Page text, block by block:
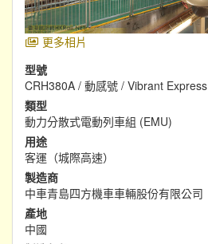
更多相片
型號
CRH380A / 動感號 / Vibrant Express
類型
動力分散式電動列車組 (EMU)
用途
客運（城際高速）
製造商
中車青島四方機車車輛股份有限公司
產地
中國